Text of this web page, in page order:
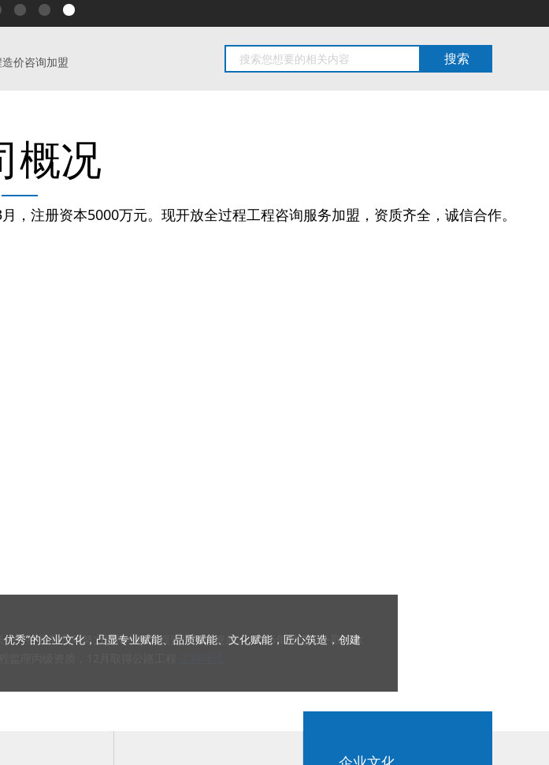
价咨询加盟
概况
注册资本5000万元。现开放全过程工程咨询服务加盟，资质齐全，诚信合作。
水工程监理有限公司。2019年，收购嘉兴市天宇工程检测有限公司，吸
询与招标代理资质、专业从事建设工程全过程咨询
秀”的企业文化，凸显专业赋能、品质赋能、文化赋能，匠心筑造，创建